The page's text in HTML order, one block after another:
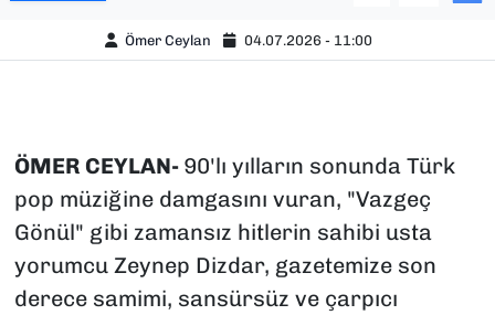
Ömer Ceylan 04.07.2026 - 11:00
ÖMER CEYLAN- 90'lı yılların sonunda Türk
pop müziğine damgasını vuran, "Vazgeç
Gönül" gibi zamansız hitlerin sahibi usta
yorumcu Zeynep Dizdar, gazetemize son
derece samimi, sansürsüz ve çarpıcı